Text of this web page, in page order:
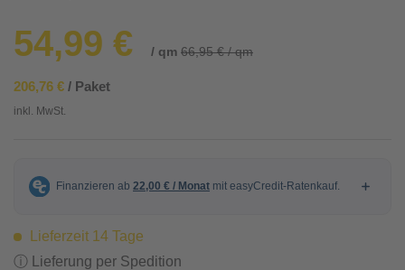
54,99 € / qm 66,95 € / qm
206,76 € / Paket
inkl. MwSt.
Lieferzeit 14 Tage
ⓘ Lieferung per Spedition